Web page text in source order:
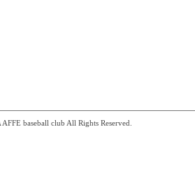
baseball club All Rights Reserved.